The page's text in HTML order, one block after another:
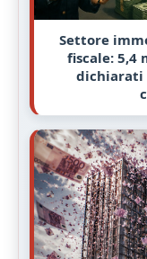
Settore
fiscale: 5,4
dichiarati